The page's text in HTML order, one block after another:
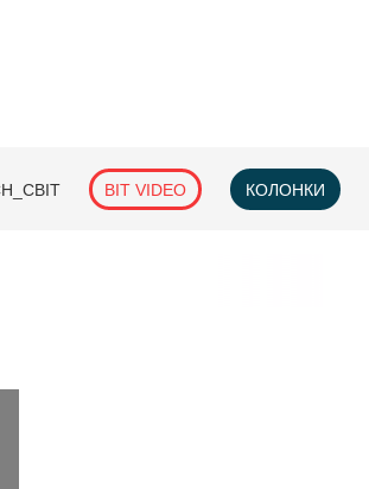
BIT VIDEO КОЛОНКИ